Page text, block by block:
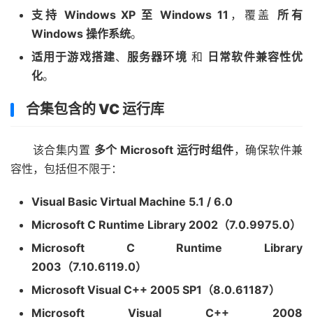
支持 Windows XP 至 Windows 11 ，覆盖所有
Windows 操作系统。
适用于游戏搭建、 服务器环境 和 日常软件兼容性优
化。
合集包含的 VC 运行库
该合集内置 多个 Microsoft 运行时组件，确保软件兼
容性，包括但不限于：
Visual Basic Virtual Machine 5.1 / 6.0
Microsoft C Runtime Library 2002（7.0.9975.0）
Microsoft C Runtime Library
2003（7.10.6119.0）
Microsoft Visual C++ 2005 SP1（8.0.61187）
Microsoft Visual C++ 2008